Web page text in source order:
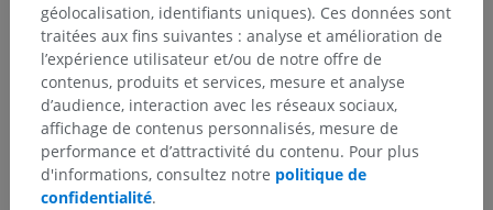
géolocalisation, identifiants uniques). Ces données sont
traitées aux fins suivantes : analyse et amélioration de
l’expérience utilisateur et/ou de notre offre de
contenus, produits et services, mesure et analyse
d’audience, interaction avec les réseaux sociaux,
affichage de contenus personnalisés, mesure de
performance et d’attractivité du contenu. Pour plus
d'informations, consultez notre politique de
confidentialité.